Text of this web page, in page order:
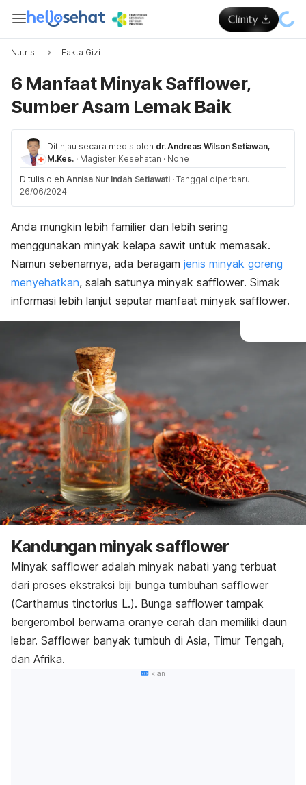
Nutrisi Fakta Gizi
6 Manfaat Minyak Safflower,
Sumber Asam Lemak Baik
Ditinjau secara medis oleh dr. Andreas Wilson Setiawan,
M.Kes. · Magister Kesehatan · None
Ditulis oleh Annisa Nur Indah Setiawati · Tanggal diperbarui
26/06/2024
Anda mungkin lebih familier dan lebih sering
menggunakan minyak kelapa sawit untuk memasak.
Namun sebenarnya, ada beragam jenis minyak goreng
menyehatkan, salah satunya minyak safflower. Simak
informasi lebih lanjut seputar manfaat minyak safflower.
Kandungan minyaksafflower
Minyak safflower adalah minyak nabati yang terbuat
dari proses ekstraksi biji bunga tumbuhan safflower
(Carthamus tinctorius L.). Bunga safflower tampak
bergerombol berwarna oranye cerah dan memiliki daun
lebar. Safflower banyak tumbuh di Asia, Timur Tengah,
dan Afrika.
Iklan